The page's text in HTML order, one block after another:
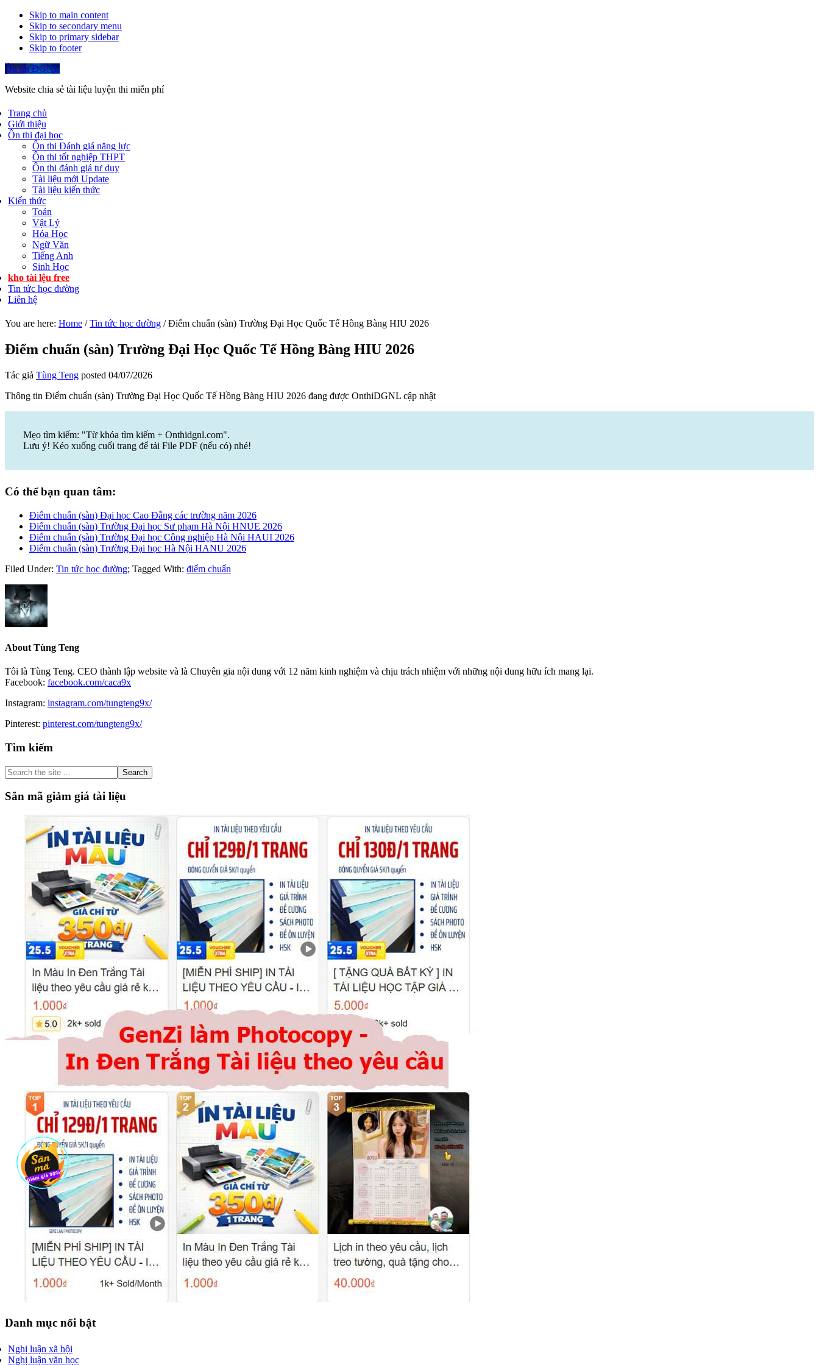
Skip to main content
Skip to secondary menu
Skip to primary sidebar
Skip to footer
Ôn thi ĐGNL
Website chia sẻ tài liệu luyện thi miễn phí
Trang chủ
Giới thiệu
Ôn thi đại học
Ôn thi Đánh giá năng lực
Ôn thi tốt nghiệp THPT
Ôn thi đánh giá tư duy
Tài liệu mới Update
Tài liệu kiến thức
Kiến thức
Toán
Vật Lý
Hóa Học
Ngữ Văn
Tiếng Anh
Sinh Học
kho tài lệu free
Tin tức học đường
Liên hệ
You are here: Home / Tin tức học đường /Điểm chuẩn (sàn) Trường Đại Học Quốc Tế Hồng Bàng HIU 2026
Điểm chuẩn (sàn) Trường Đại Học Quốc Tế Hồng Bàng HIU 2026
Tác giả Tùng Teng posted 04/07/2026
Thông tin Điểm chuẩn (sàn) Trường Đại Học Quốc Tế Hồng Bàng HIU 2026 đang được OnthiDGNL cập nhật
Mẹo tìm kiếm: "Từ khóa tìm kiếm + Onthidgnl.com".
Lưu ý! Kéo xuống cuối trang để tải File PDF (nếu có) nhé!
Có thể bạn quan tâm:
Điểm chuẩn (sàn) Đại học Cao Đẳng các trường năm 2026
Điểm chuẩn (sàn) Trường Đại học Sư phạm Hà Nội HNUE 2026
Điểm chuẩn (sàn) Trường Đại học Công nghiệp Hà Nội HAUI 2026
Điểm chuẩn (sàn) Trường Đại học Hà Nội HANU 2026
Filed Under: Tin tức học đường; Tagged With: điểm chuẩn
About Tùng Teng
Tôi là Tùng Teng. CEO thành lập website và là Chuyên gia nội dung với 12 năm kinh nghiệm và chịu trách nhiệm với những nội dung hữu ích mang lại.
Facebook: facebook.com/caca9x
Instagram: instagram.com/tungteng9x/
Pinterest: pinterest.com/tungteng9x/
Primary
Sidebar
Tìm kiếm
Search
the
site
...
Săn mã giảm giá tài liệu
Danh mục nổi bật
Nghị luận xã hội
Nghị luận văn học